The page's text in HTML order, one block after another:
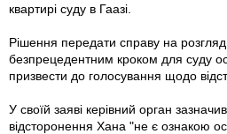
квартирі суду в Гаазі.
Рішення передати справу на
безпрецедентним кроком для суду
призвести до голосування щодо
У своїй заяві керівний орган
відсторонення Хана "не є ознакою